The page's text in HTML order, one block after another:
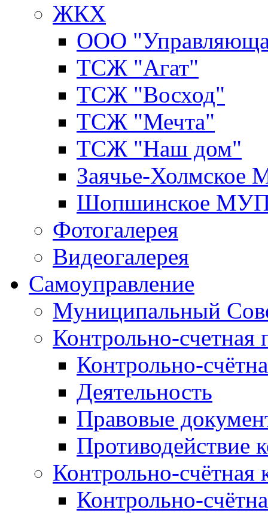
ЖКХ
ООО
ТСЖ "Агат"
ТСЖ "Восход"
ТСЖ "Мечта"
ТСЖ "Наш дом"
Заячье-
Шопшинское
Фотогалерея
Видеогалерея
Самоуправление
Муниципальный
Контрольно-счетная
Контрольно-
Деятельность
Правовые
Противодействие
Контрольно-счётная
Контрольно-